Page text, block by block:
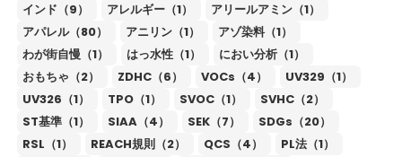
インド（9）
アレルギー（1）
アリールアミン（1）
アパレル（80）
アニリン（1）
アゾ染料（1）
わが街自慢（1）
はっ水性（1）
におい分析（1）
おもちゃ（2）
ZDHC（6） VOCs（4）
UV329（1）
UV326（1）
TPO（1） SVOC（1）
SVHC（2）
ST基準（1）
SIAA（4） SEK（7）
SDGs（20）
RSL（1）
REACH規則（2） QCS（4）
PL法（1）